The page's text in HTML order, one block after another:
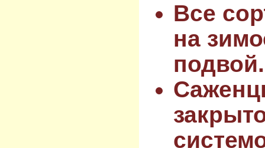
Все
на
подвой.